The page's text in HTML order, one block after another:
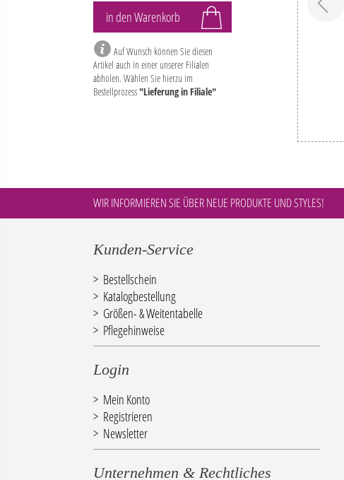
Auf Wunsch können Sie diesen
Artikel auch in einer unserer Filialen
abholen. Wählen Sie hierzu im
Bestellprozess"Lieferung in Filiale"
WIR INFORMIEREN SIE ÜBER NEUE PRODUKTE UND STYLES!
Kunden-Service
Bestellschein
Katalogbestellung
Größen- & Weitentabelle
Pflegehinweise
Login
Mein Konto
Registrieren
Newsletter
Unternehmen & Rechtliches